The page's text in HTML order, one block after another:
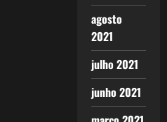
agosto
2021
julho 2021
junho 2021